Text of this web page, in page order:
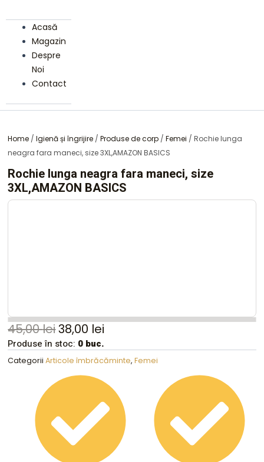
Acasă
Magazin
Despre
Noi
Contact
Home /Igienă și îngrijire /Produse de corp /Femei / Rochie lunga
neagra fara maneci, size 3XL,AMAZON BASICS
Rochie lunga neagra fara maneci, size
3XL,AMAZON BASICS
45,00lei38,00 lei
Produse în stoc: 0 buc.
Categorii Articole îmbrăcăminte,Femei